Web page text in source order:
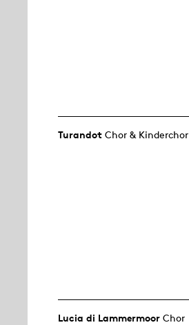
Turandot Chor & Kinderchor
Lucia di Lammermoor Chor